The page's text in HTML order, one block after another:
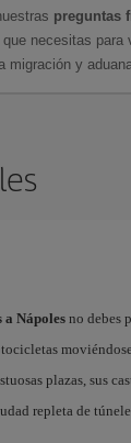
preguntas
necesitas
migración y
a Nápolesno debes
plazas, sus
repleta de